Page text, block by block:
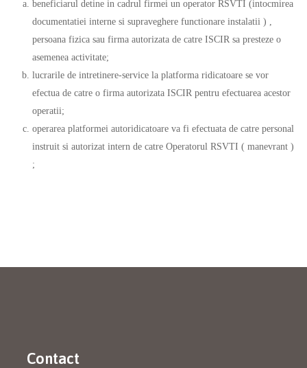
beneficiarul detine in cadrul firmei un operator RSVTI (intocmirea
documentatiei interne si supraveghere functionare instalatii ) ,
persoana fizica sau firma autorizata de catre ISCIR sa presteze o
asemenea activitate;
lucrarile de intretinere-service la platforma ridicatoare se vor
efectua de catre o firma autorizata ISCIR pentru efectuarea acestor
operatii;
operarea platformei autoridicatoare va fi efectuata de catre personal
instruit si autorizat intern de catre Operatorul RSVTI ( manevrant )
;
Contact